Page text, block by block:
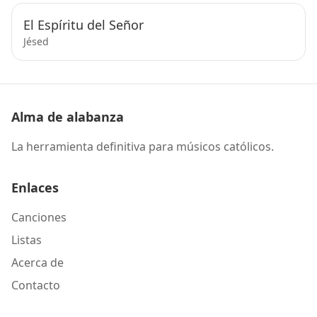
El Espíritu del Señor
Jésed
Alma de alabanza
La herramienta definitiva para músicos católicos.
Enlaces
Canciones
Listas
Acerca de
Contacto